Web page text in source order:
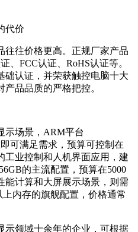
代价
往往价格更高。正规厂家产品
、FCC认证、RoHS认证等。
础认证，并荣获触控电脑十大
品品质的严格把控。
示场景，ARM平台
可满足需求，预算可控制在
工业控制和人机界面应用，建
的主流配置，预算在5000
能计算和大屏展示场景，则需
内存的旗舰配置，价格通常
示领域十余年的企业，可根据